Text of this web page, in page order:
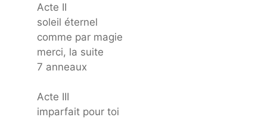
Acte II
soleil éternel
comme par magie
merci, la suite
7 anneaux
Acte III
imparfait pour toi